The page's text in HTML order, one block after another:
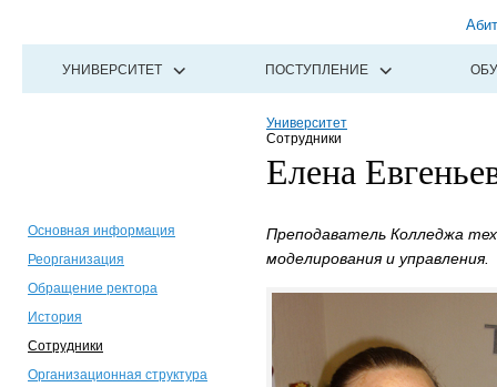
УНИВЕРСИТЕТ ПОСТУПЛЕНИЕ
Университет
Сотрудники
Елена
Основная информация
Реорганизация
Обращение ректора
История
Сотрудники
Организационная структура
Преподаватель Колледжа
моделирования и управления.